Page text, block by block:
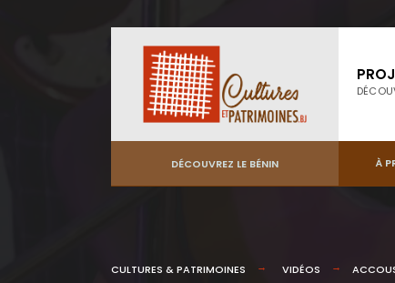
DÉCOUVREZ LE BÉNIN À
CULTURES & PATRIMOINES VIDÉOS